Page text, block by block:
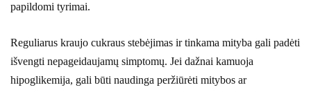
papildomi tyrimai.
Reguliarus kraujo cukraus stebėjimas ir tinkama mityba gali padėti
išvengti nepageidaujamų simptomų. Jei dažnai kamuoja
hipoglikemija, gali būti naudinga peržiūrėti mitybos ar